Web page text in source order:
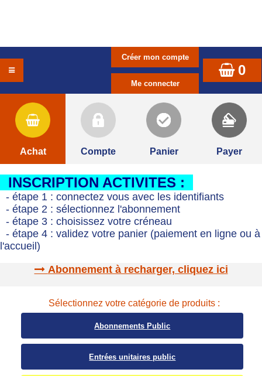
0
Achat Compte Panier Payer
INSCRIPTION ACTIVITES :
- étape 1 : connectez vous avec les identifiants
- étape 2 : sélectionnez l'abonnement
- étape 3 : choisissez votre créneau
- étape 4 : validez votre panier (paiement en ligne ou à
l'accueil)
Abonnement à recharger, cliquez ici
Sélectionnez votre catégorie de produits :
Abonnements Public
Entrées unitaires public